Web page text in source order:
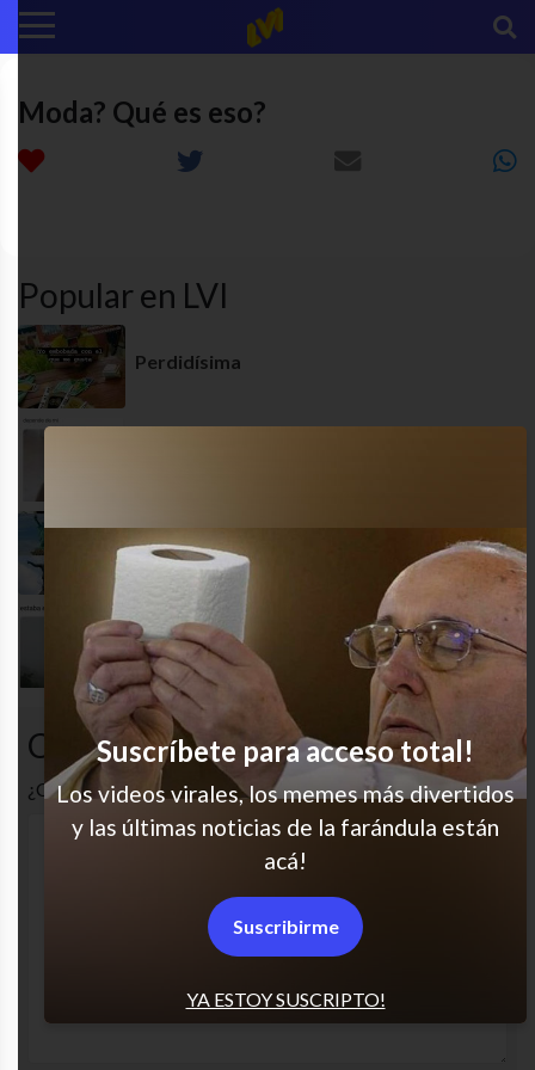
Moda? Qué es eso?
Popular en LVI
Perdidísima
Ay es muy bueno
Ojos que no ven..
Comentarios
¿Cuál es tu opinión? Comenta!
YA ESTOY SUSCRIPTO!
Suscríbete para acceso total!
Los videos virales, los memes más divertidos
y las últimas noticias de la farándula están
acá!
Suscribirme